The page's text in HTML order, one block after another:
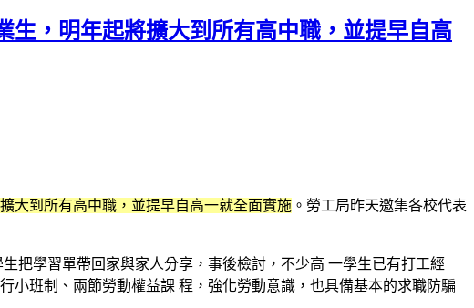
生，明年起將擴大到所有高中職，並提早自高
大到所有高中職，並提早自高一就全面實施 。勞工局昨天邀集各校代表
把學習單帶回家與家人分享，事後檢討，不少高 一學生已有打工經
小班制、兩節勞動權益課 程，強化勞動意識，也具備基本的求職防騙